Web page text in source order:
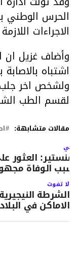
الحرس الوطني
الاجراءات
وأضاف غزيل
اشتباه
ولشخص اخر
لقسم الطب
مقالات متشابهة:
الوفاة
لا تفوت
الشرطة
الاماكن في